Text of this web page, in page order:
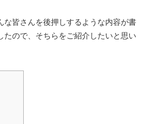
な皆さんを後押しするような内容が書
たので、そちらをご紹介したいと思い